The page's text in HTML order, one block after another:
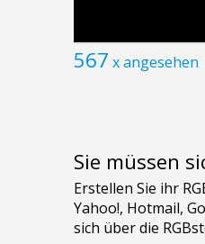
567 x angesehen
Sie müssen